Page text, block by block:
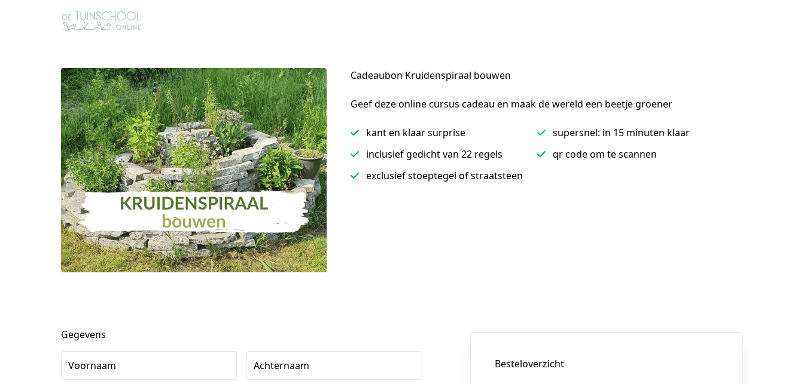
Cadeaubon Kruidenspiraal bouwen
Geef deze online cursus cadeau en maak de wereld een beetje groener
kant en klaar surprise
supersnel: in 15 minuten klaar
inclusief gedicht van 22 regels
qr code om te scannen
exclusief stoeptegel of straatsteen
Gegevens
Voornaam Achternaam Besteloverzicht